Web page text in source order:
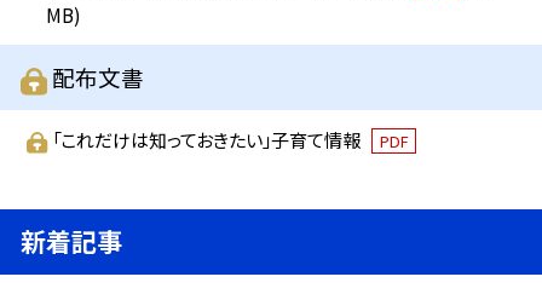
MB)
配布文書
「これだけは知っておきたい」子育て情報 PDF
新着記事